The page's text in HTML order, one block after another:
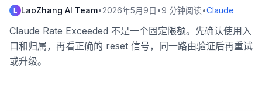
L LaoZhang AI Team•2026年5月9日 •9 分钟阅读•Claude
Claude Rate Exceeded 不是一个固定限额。先确认使用入
口和归属，再看正确的 reset 信号，同一路由验证后再重试
或升级。